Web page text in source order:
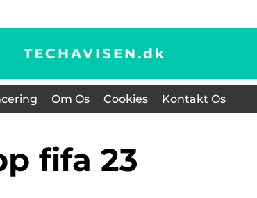
TECHAVISEN.dk
Om Os Cookies Kontakt Os
fifa 23